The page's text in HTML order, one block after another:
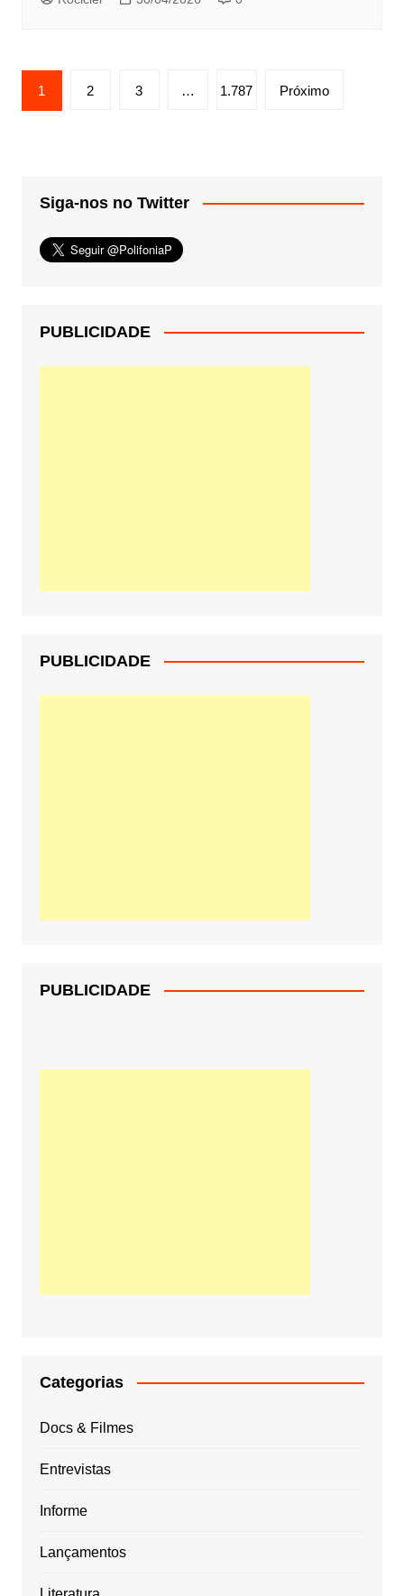
Paginação
de
1 2 3 … 1.787 Próximo
Siga-nos no Twitter
PUBLICIDADE
PUBLICIDADE
PUBLICIDADE
Categorias
Docs & Filmes
Entrevistas
Informe
Lançamentos